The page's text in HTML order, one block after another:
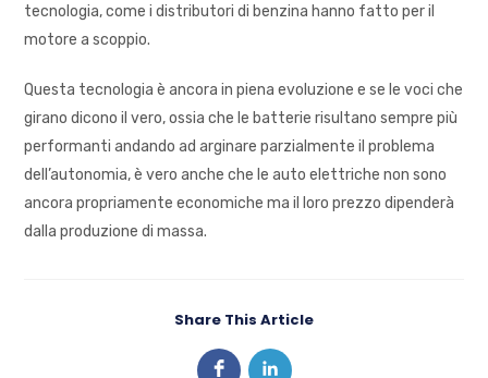
tecnologia, come i distributori di benzina hanno fatto per il
motore a scoppio.
Questa tecnologia è ancora in piena evoluzione e se le voci che
girano dicono il vero, ossia che le batterie risultano sempre più
performanti andando ad arginare parzialmente il problema
dell’autonomia, è vero anche che le auto elettriche non sono
ancora propriamente economiche ma il loro prezzo dipenderà
dalla produzione di massa.
Share This Article